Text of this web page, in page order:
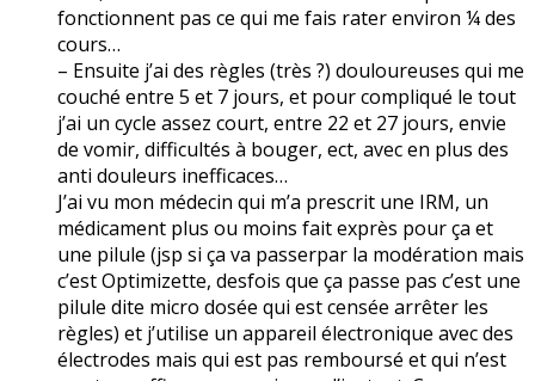
fonctionnent pas ce qui me fais rater environ ¼ des
cours…
– Ensuite j’ai des règles (très ?) douloureuses qui me
couché entre 5 et 7 jours, et pour compliqué le tout
j’ai un cycle assez court, entre 22 et 27 jours, envie
de vomir, difficultés à bouger, ect, avec en plus des
anti douleurs inefficaces…
J’ai vu mon médecin qui m’a prescrit une IRM, un
médicament plus ou moins fait exprès pour ça et
une pilule (jsp si ça va passerpar la modération mais
c’est Optimizette, desfois que ça passe pas c’est une
pilule dite micro dosée qui est censée arrêter les
règles) et j’utilise un appareil électronique avec des
électrodes mais qui est pas remboursé et qui n’est